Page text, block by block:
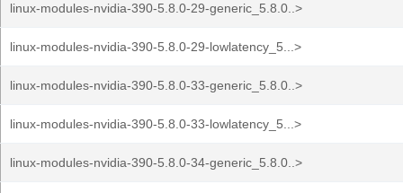
linux-modules-nvidia-390-5.8.0-29-generic_5.8.0..>
linux-modules-nvidia-390-5.8.0-29-lowlatency_5...>
linux-modules-nvidia-390-5.8.0-33-generic_5.8.0..>
linux-modules-nvidia-390-5.8.0-33-lowlatency_5...>
linux-modules-nvidia-390-5.8.0-34-generic_5.8.0..>